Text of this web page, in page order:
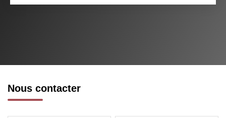
Nous contacter